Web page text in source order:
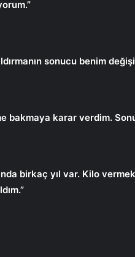
sonucu benim
bakmaya karar verdim.
birkaç yıl var. Kilo